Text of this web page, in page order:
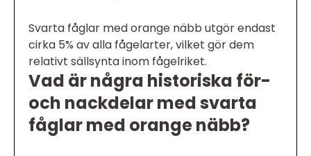
Svarta fåglar med orange näbb utgör endast
cirka 5% av alla fågelarter, vilket gör dem
relativt sällsynta inom fågelriket.
Vad är några historiska för-
och nackdelar med svarta
fåglar med orange näbb?